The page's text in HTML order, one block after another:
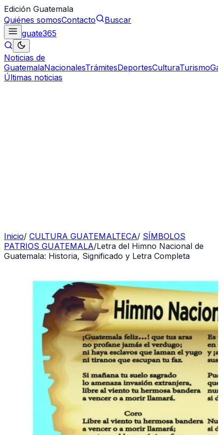
Edición Guatemala
Quiénes somosContacto
Buscar
guate365
Noticias de
GuatemalaNacionalesTrámitesDeportesCulturaTurismo
Últimas noticias
Inicio/ CULTURA GUATEMALTECA/ SÍMBOLOS
PATRIOS GUATEMALA/Letra del Himno Nacional de
Guatemala: Historia, Significado y Letra Completa